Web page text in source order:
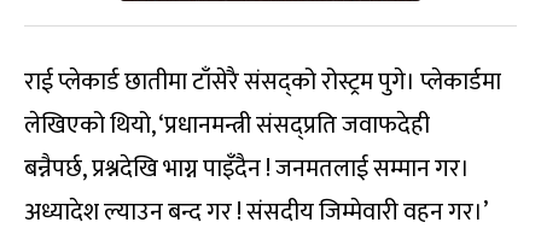
राई प्लेकार्ड छातीमा टाँसेरै संसद्को रोस्ट्रम पुगे। प्लेकार्डमा
लेखिएको थियो, ‘प्रधानमन्त्री संसद्प्रति जवाफदेही
बन्नैपर्छ, प्रश्नदेखि भाग्न पाइँदैन ! जनमतलाई सम्मान गर।
अध्यादेश ल्याउन बन्द गर ! संसदीय जिम्मेवारी वहन गर।’